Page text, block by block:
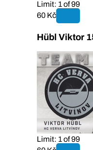
Limit: 1 of 99
60 Kč
Hübl Viktor
Limit: 1 of 99